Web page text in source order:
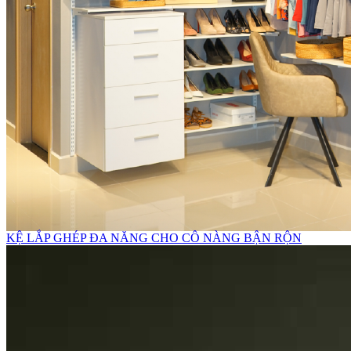
KỆ LẮP GHÉP ĐA NĂNG CHO CÔ NÀNG BẬN RỘN